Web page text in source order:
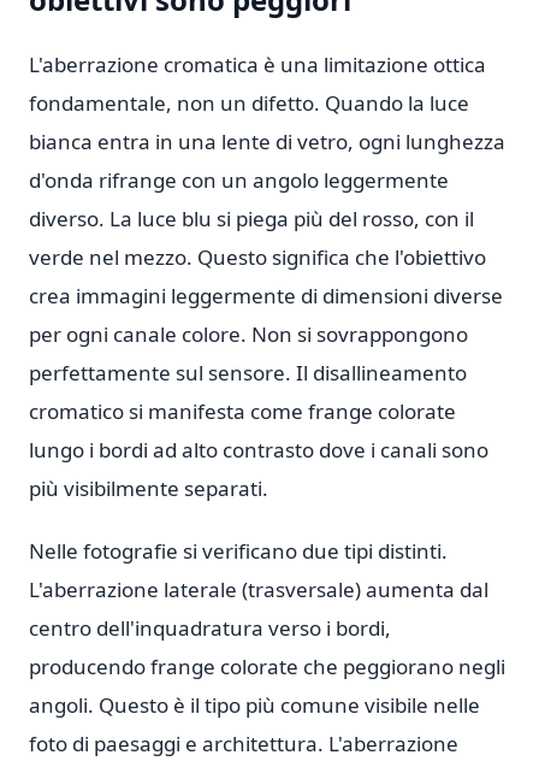
L'aberrazione cromatica è una limitazione ottica
fondamentale, non un difetto. Quando la luce
bianca entra in una lente di vetro, ogni lunghezza
d'onda rifrange con un angolo leggermente
diverso. La luce blu si piega più del rosso, con il
verde nel mezzo. Questo significa che l'obiettivo
crea immagini leggermente di dimensioni diverse
per ogni canale colore. Non si sovrappongono
perfettamente sul sensore. Il disallineamento
cromatico si manifesta come frange colorate
lungo i bordi ad alto contrasto dove i canali sono
più visibilmente separati.
Nelle fotografie si verificano due tipi distinti.
L'aberrazione laterale (trasversale) aumenta dal
centro dell'inquadratura verso i bordi,
producendo frange colorate che peggiorano negli
angoli. Questo è il tipo più comune visibile nelle
foto di paesaggi e architettura. L'aberrazione